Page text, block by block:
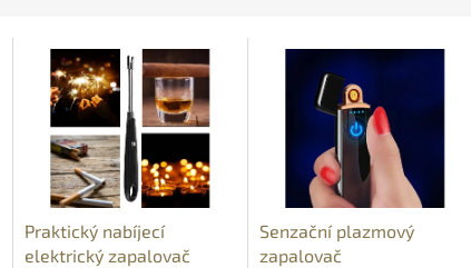
Praktický nabíjecí
elektrický zapalovač
Senzační plazmový
zapalovač